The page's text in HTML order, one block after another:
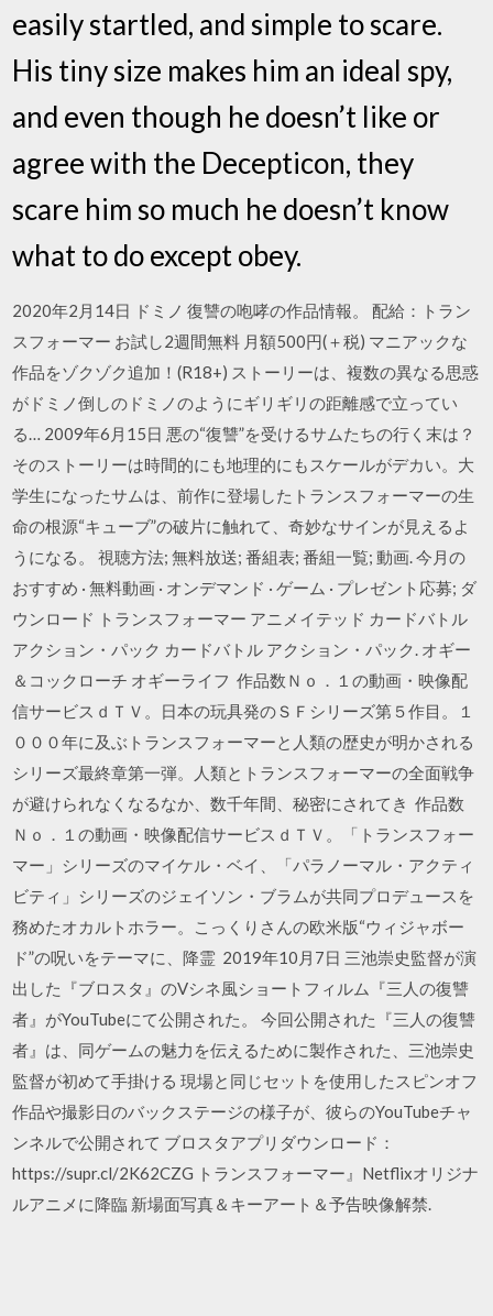
easily startled, and simple to scare.
His tiny size makes him an ideal spy,
and even though he doesn’t like or
agree with the Decepticon, they
scare him so much he doesn’t know
what to do except obey.
2020年2月14日 ドミノ 復讐の咆哮の作品情報。 配給：トラン
スフォーマー お試し2週間無料 月額500円(＋税) マニアックな
作品をゾクゾク追加！(R18+) ストーリーは、複数の異なる思惑
がドミノ倒しのドミノのようにギリギリの距離感で立ってい
る… 2009年6月15日 悪の“復讐”を受けるサムたちの行く末は？
そのストーリーは時間的にも地理的にもスケールがデカい。大
学生になったサムは、前作に登場したトランスフォーマーの生
命の根源“キューブ”の破片に触れて、奇妙なサインが見えるよ
うになる。 視聴方法; 無料放送; 番組表; 番組一覧; 動画. 今月の
おすすめ · 無料動画 · オンデマンド · ゲーム · プレゼント応募; ダ
ウンロード トランスフォーマー アニメイテッド カードバトル
アクション・パック カードバトル アクション・パック. オギー
＆コックローチ オギーライフ 作品数Ｎｏ．１の動画・映像配
信サービスｄＴＶ。日本の玩具発のＳＦシリーズ第５作目。１
０００年に及ぶトランスフォーマーと人類の歴史が明かされる
シリーズ最終章第一弾。人類とトランスフォーマーの全面戦争
が避けられなくなるなか、数千年間、秘密にされてき 作品数
Ｎｏ．１の動画・映像配信サービスｄＴＶ。「トランスフォー
マー」シリーズのマイケル・ベイ、「パラノーマル・アクティ
ビティ」シリーズのジェイソン・ブラムが共同プロデュースを
務めたオカルトホラー。こっくりさんの欧米版“ウィジャボー
ド”の呪いをテーマに、降霊 2019年10月7日 三池崇史監督が演
出した『ブロスタ』のVシネ風ショートフィルム『三人の復讐
者』がYouTubeにて公開された。 今回公開された『三人の復讐
者』は、同ゲームの魅力を伝えるために製作された、三池崇史
監督が初めて手掛ける 現場と同じセットを使用したスピンオフ
作品や撮影日のバックステージの様子が、彼らのYouTubeチャ
ンネルで公開されて ブロスタアプリダウンロード：
https://supr.cl/2K62CZG トランスフォーマー』Netflixオリジナ
ルアニメに降臨 新場面写真＆キーアート＆予告映像解禁.